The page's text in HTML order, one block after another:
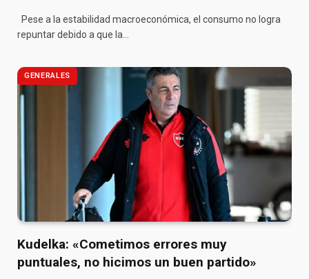
Pese a la estabilidad macroeconómica, el consumo no logra
repuntar debido a que la…
GENERALES
Kudelka: «Cometimos errores muy
puntuales, no hicimos un buen partido»